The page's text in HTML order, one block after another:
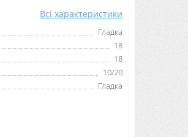
Всі характеристики
Гладка
18
18
10/20
Гладка